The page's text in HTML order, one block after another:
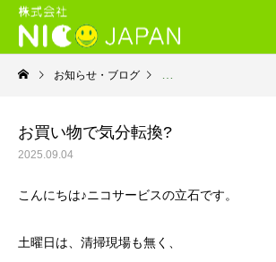
お知らせ・ブログ 就労継続支援B
お買い物で気分転換?
2025.09.04
こんにちは♪ニコサービスの立石です。
土曜日は、清掃現場も無く、